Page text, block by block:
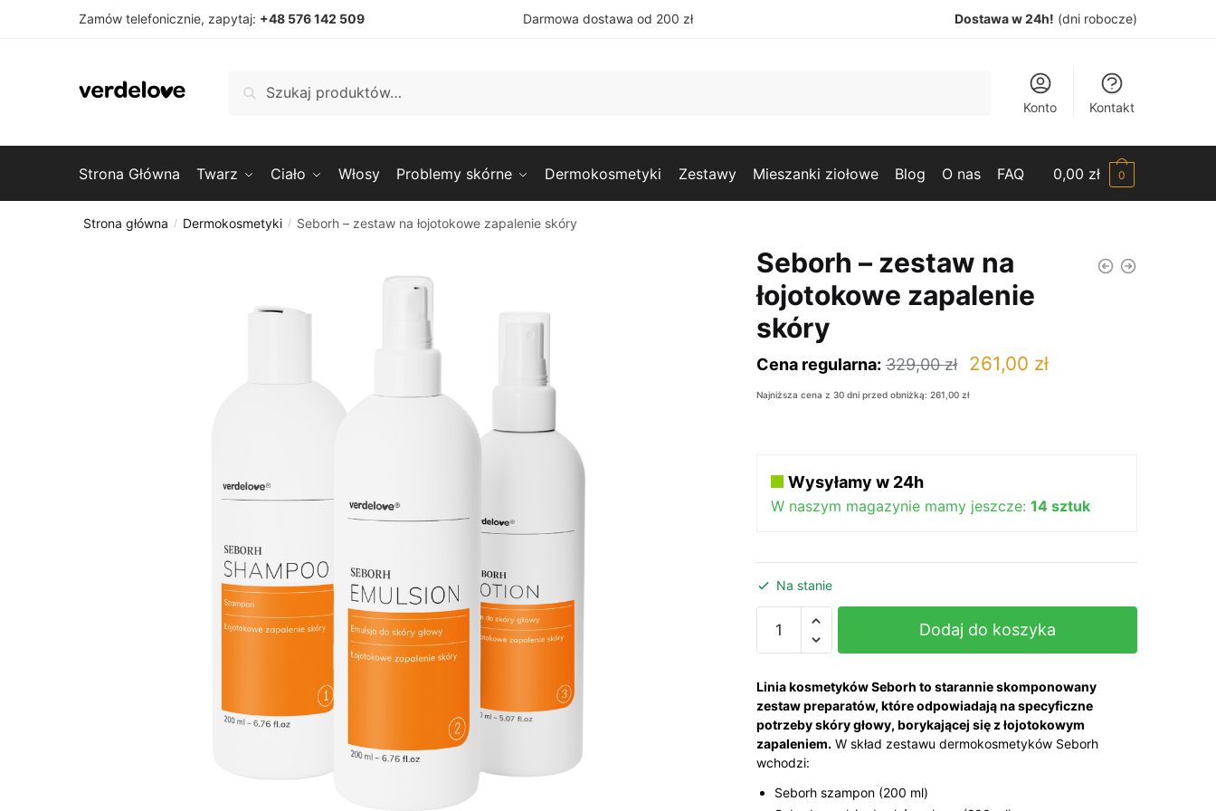
Zamów telefonicznie, zapytaj: +48 576 142 509 Darmowa dostawa od 200 zł Dostawa w 24h! (dni robocze)
Szukaj
Konto Kontakt
Strona Główna Twarz Ciało Włosy Problemy skórne Dermokosmetyki Zestawy Mieszanki ziołowe Blog O nas FAQ 0,00 zł 0
Strona główna / Dermokosmetyki / Seborh – zestaw na łojotokowe zapalenie skóry
Seborh – zestaw na
łojotokowe zapalenie
skóry
Cena regularna: 329,00zł
Pierwotna
cena
261,00 złAktualna
Najniższa cena z 30 dni przed obniżką: 261,00 zł
Wysyłamy w 24h
W naszym magazynie mamy jeszcze: 14 sztuk
Na stanie
Seborh
zestaw
na
łojotokowe
zapalenie
Dodaj do koszyka
Linia kosmetyków Seborh to starannie skomponowany
zestaw preparatów, które odpowiadają na specyficzne
potrzeby skóry głowy, borykającej się z łojotokowym
zapaleniem.W skład zestawu dermokosmetyków Seborh
wchodzi:
Seborh szampon (200 ml)